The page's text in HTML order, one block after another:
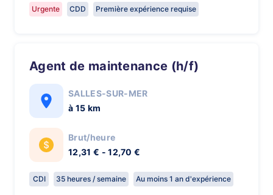
Urgente CDD Première expérience requise
Agent de maintenance (h/f)
SALLES-SUR-MER
à 15 km
Brut/heure
12,31 € - 12,70 €
CDI 35 heures / semaine Au moins 1 an d'expérience